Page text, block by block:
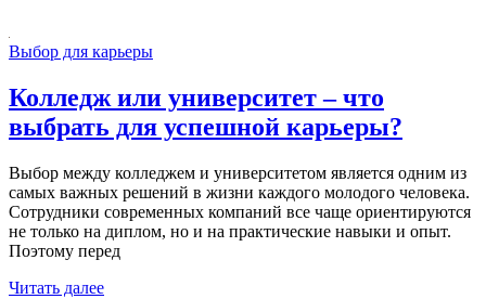
Выбор для карьеры
Колледж или университет – что
выбрать для успешной карьеры?
Выбор между колледжем и университетом является одним из
самых важных решений в жизни каждого молодого человека.
Сотрудники современных компаний все чаще ориентируются
не только на диплом, но и на практические навыки и опыт.
Поэтому перед
Читать далее